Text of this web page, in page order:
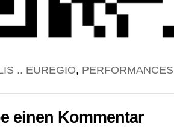
.. EUREGIO, PERFORMANCES
einen Kommentar